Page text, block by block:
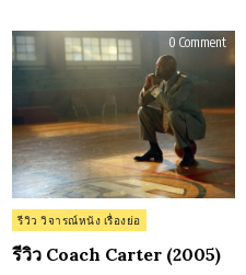
0 Commenton
รีวิว
Coach
Posted
in
รีวิว วิจารณ์หนัง เรื่องย่อ
รีวิว Coach Carter (2005)